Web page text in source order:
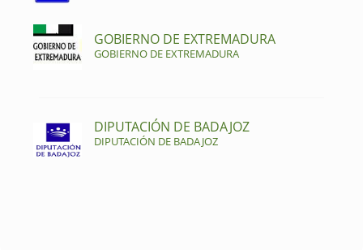
GOBIERNO DE EXTREMADURA
GOBIERNO DE EXTREMADURA
DIPUTACIÓN DE BADAJOZ
DIPUTACIÓN DE BADAJOZ